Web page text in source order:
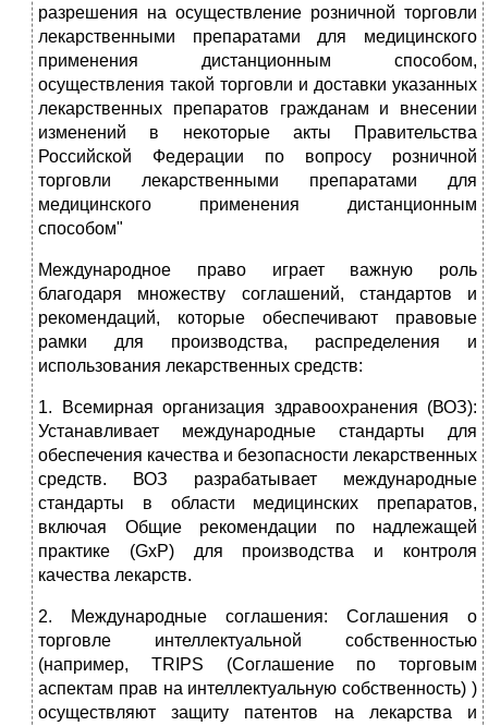
разрешения на осуществление розничной торговли
лекарственными препаратами для медицинского
применения дистанционным способом,
осуществления такой торговли и доставки указанных
лекарственных препаратов гражданам и внесении
изменений в некоторые акты Правительства
Российской Федерации по вопросу розничной
торговли лекарственными препаратами для
медицинского применения дистанционным
способом"
Международное право играет важную роль
благодаря множеству соглашений, стандартов и
рекомендаций, которые обеспечивают правовые
рамки для производства, распределения и
использования лекарственных средств:
1. Всемирная организация здравоохранения (ВОЗ):
Устанавливает международные стандарты для
обеспечения качества и безопасности лекарственных
средств. ВОЗ разрабатывает международные
стандарты в области медицинских препаратов,
включая Общие рекомендации по надлежащей
практике (GxP) для производства и контроля
качества лекарств.
2. Международные соглашения: Соглашения о
торговле интеллектуальной собственностью
(например, TRIPS (Соглашение по торговым
аспектам прав на интеллектуальную собственность) )
осуществляют защиту патентов на лекарства и